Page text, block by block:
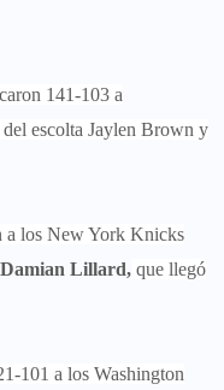
141-103 a
escolta Jaylen Brown y
a los New York Knicks
Damian Lillard, que llegó
101 a los Washington